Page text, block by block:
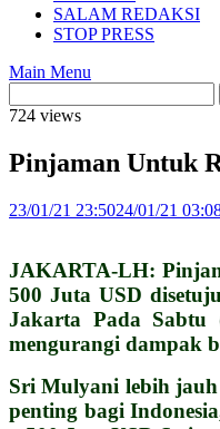
SALAM REDAKSI
STOP PRESS
Main Menu
724 views
Pinjaman Untuk
23/01/21 23:5024/01/21
JAKARTA-LH:
500 Juta USD
Jakarta Pada Sabtu
mengurangi dampak
Sri Mulyani lebih jauh
penting bagi